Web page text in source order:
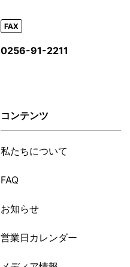
FAX
0256-91-2211
コンテンツ
私たちについて
FAQ
お知らせ
営業日カレンダー